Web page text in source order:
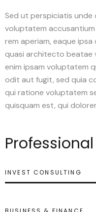
Sed ut perspiciatis
voluptatem
rem aperiam, eaque
quasi architecto beatae
enim ipsam voluptatem
odit aut fugit, sed quia
qui ratione voluptatem
quisquam est, qui
Professional
INVEST CONSULTING